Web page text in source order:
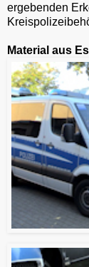
ergebenden
Material aus